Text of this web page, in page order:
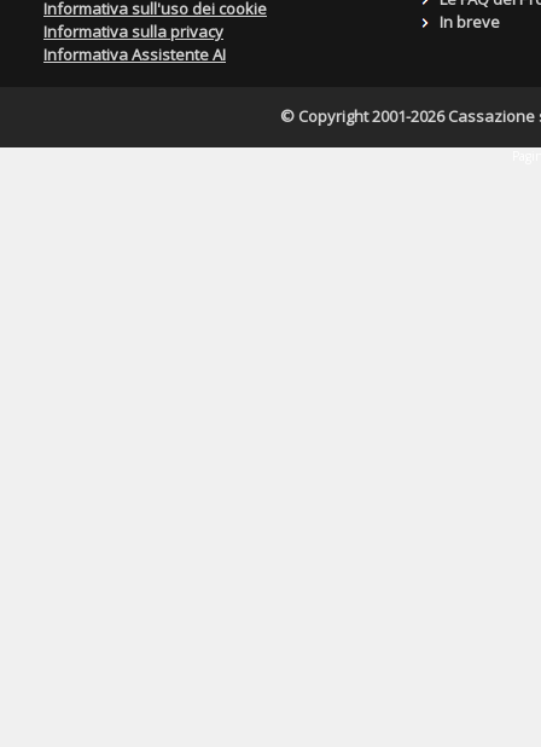
Informativa sull'uso dei cookie
Informativa sulla privacy
Informativa Assistente AI
In breve
© Copyright 2001-2026 Cassazione